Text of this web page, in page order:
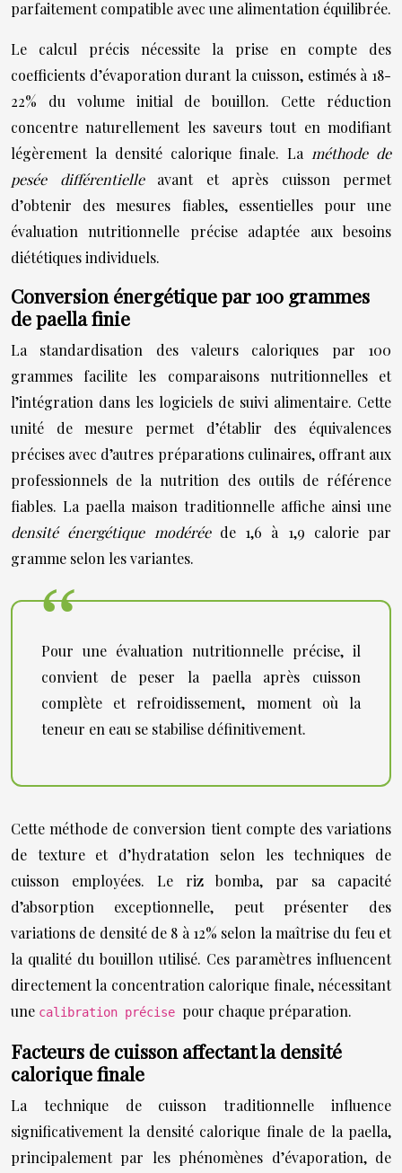
parfaitement compatible avec une alimentation équilibrée.
Le calcul précis nécessite la prise en compte des
coefficients d’évaporation durant la cuisson, estimés à 18-
22% du volume initial de bouillon. Cette réduction
concentre naturellement les saveurs tout en modifiant
légèrement la densité calorique finale. La méthode de
pesée différentielle avant et après cuisson permet
d’obtenir des mesures fiables, essentielles pour une
évaluation nutritionnelle précise adaptée aux besoins
diététiques individuels.
Conversion énergétique par 100 grammes
de paella finie
La standardisation des valeurs caloriques par 100
grammes facilite les comparaisons nutritionnelles et
l’intégration dans les logiciels de suivi alimentaire. Cette
unité de mesure permet d’établir des équivalences
précises avec d’autres préparations culinaires, offrant aux
professionnels de la nutrition des outils de référence
fiables. La paella maison traditionnelle affiche ainsi une
densité énergétique modérée de 1,6 à 1,9 calorie par
gramme selon les variantes.
Pour une évaluation nutritionnelle précise, il
convient de peser la paella après cuisson
complète et refroidissement, moment où la
teneur en eau se stabilise définitivement.
Cette méthode de conversion tient compte des variations
de texture et d’hydratation selon les techniques de
cuisson employées. Le riz bomba, par sa capacité
d’absorption exceptionnelle, peut présenter des
variations de densité de 8 à 12% selon la maîtrise du feu et
la qualité du bouillon utilisé. Ces paramètres influencent
directement la concentration calorique finale, nécessitant
une calibration précise pour chaque préparation.
Facteurs de cuisson affectant la densité
calorique finale
La technique de cuisson traditionnelle influence
significativement la densité calorique finale de la paella,
principalement par les phénomènes d’évaporation, de